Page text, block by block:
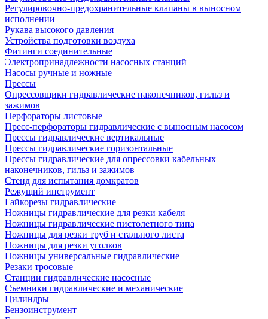
Регулировочно-предохранительные клапаны в выносном
исполнении
Рукава высокого давления
Устройства подготовки воздуха
Фитинги соединительные
Электропринадлежности насосных станций
Насосы ручные и ножные
Прессы
Опрессовщики гидравлические наконечников, гильз и
зажимов
Перфораторы листовые
Пресс-перфораторы гидравлические с выносным насосом
Прессы гидравлические вертикальные
Прессы гидравлические горизонтальные
Прессы гидравлические для опрессовки кабельных
наконечников, гильз и зажимов
Стенд для испытания домкратов
Режущий инструмент
Гайкорезы гидравлические
Ножницы гидравлические для резки кабеля
Ножницы гидравлические пистолетного типа
Ножницы для резки труб и стального листа
Ножницы для резки уголков
Ножницы универсальные гидравлические
Резаки тросовые
Станции гидравлические насосные
Съемники гидравлические и механические
Цилиндры
Бензоинструмент